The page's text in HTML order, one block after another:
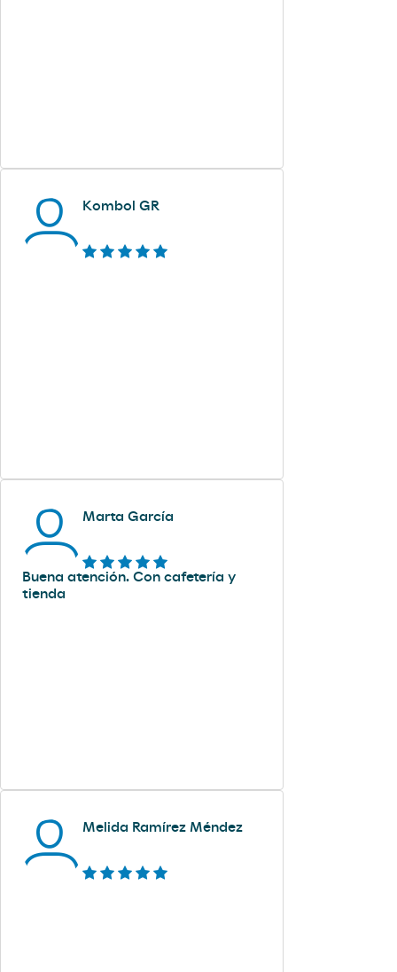
Kombol GR
Marta García
Buena atención. Con cafetería y
tienda
Melida Ramírez Méndez